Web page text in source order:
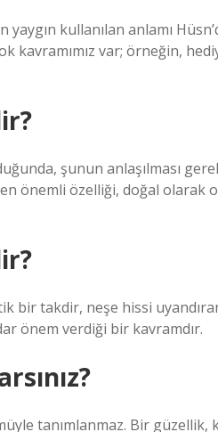
kullanılan anlamı
kavramımız var; örneğin,
şunun anlaşılması
önemli özelliği, doğal olarak
bir takdir, neşe hissi
önem verdiği bir kavramdır.
tanımlanmaz. Bir güzellik,